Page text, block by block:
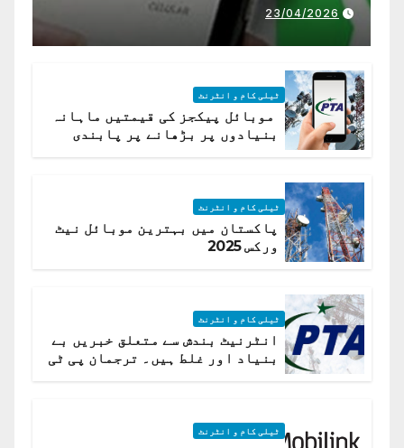
23/04/2026
ٹیلی کام و انٹرنٹ
موبائل پیکجز کی قیمتیں ماہانہ
بنیادوں پر بڑھانے پر پابندی
ٹیلی کام و انٹرنٹ
پاکستان میں بہترین موبائل نیٹ
ورکس 2025
ٹیلی کام و انٹرنٹ
انٹرنیٹ بندش سے متعلق خبریں بے
بنیاد اور غلط ہیں۔ ترجمان پی ٹی
ٹیلی کام و انٹرنٹ